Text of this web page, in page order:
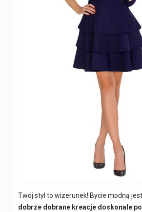
Twój styl to wizerunek! Bycie modną
dobrze dobrane kreacje doskonale